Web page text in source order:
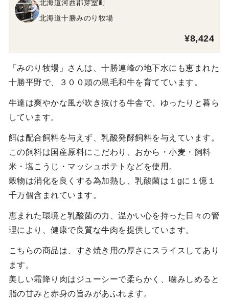
北海道河西郡芽室町
北海道十勝みのり牧場
¥8,424
「みのり牧場」さんは、十勝連峰の地下水にも恵まれた
十勝平野で、３００頭の黒毛和牛を育てています。
牛達は爽やかな風が吹き抜ける牛舎で、ゆったりと暮ら
しています。
餌は配合飼料を与えず、乳酸発酵飼料を与えています。
この飼料は国産原料にこだわり、おから・小麦・飼料
米・塩こうじ・マッシュポテトなどを使用。
穀物は消化を良くする為加熱し、乳酸菌は１gに１億１
千万個含まれています。
恵まれた環境と乳酸菌の力、温かい心を持った日々の管
理により、健康で良質な牛肉を提供しています。
こちらの商品は、すき焼き用の厚さにスライスしてあり
ます。
美しい霜降り肉はジューシーで柔らかく、噛みしめると
脂の甘みと赤身の旨みがあふれます。